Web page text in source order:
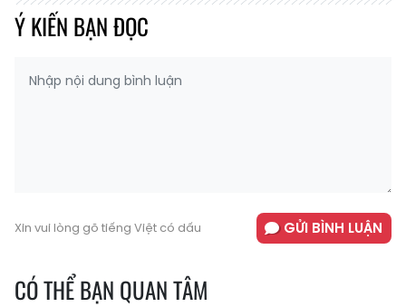
Ý KIẾN BẠN ĐỌC
Xin vui lòng gõ tiếng Việt có dấu GỬI BÌNH LUẬN
CÓ THỂ BẠN QUAN TÂM